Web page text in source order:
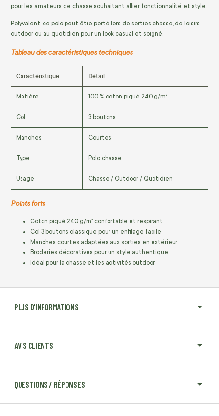
PLUS D'INFORMATIONS
AVIS CLIENTS
QUESTIONS / RÉPONSES
pour les amateurs de chasse souhaitant allier fonctionnalité et style.
Polyvalent, ce polo peut être porté lors de sorties chasse, de loisirs
outdoor ou au quotidien pour un look casual et soigné.
Tableau des caractéristiques techniques
Caractéristique Détail
Matière 100 % coton piqué 240 g/m²
Col 3 boutons
Manches Courtes
Type Polo chasse
Usage Chasse / Outdoor / Quotidien
Points forts
Coton piqué 240 g/m² confortable et respirant
Col 3 boutons classique pour un enfilage facile
Manches courtes adaptées aux sorties en extérieur
Broderies décoratives pour un style authentique
Idéal pour la chasse et les activités outdoor